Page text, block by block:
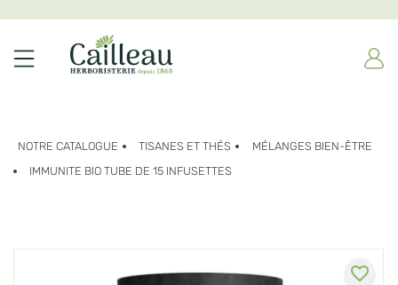
NOTRE CATALOGUE TISANES ET THÉS
MÉLANGES BIEN-ÊTRE
IMMUNITE BIO TUBE DE 15 INFUSETTES
favorite_border